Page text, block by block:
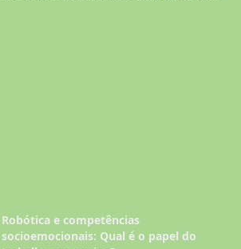
Robótica e competências
socioemocionais: Qual é o papel do